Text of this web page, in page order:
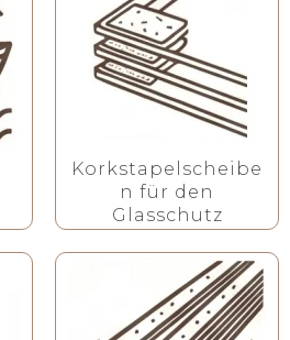
Korkstapelscheibe
n für den
Glasschutz